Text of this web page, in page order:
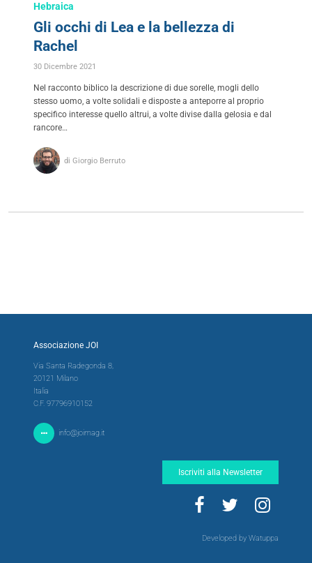
Hebraica
Gli occhi di Lea e la bellezza di
Rachel
30 Dicembre 2021
Nel racconto biblico la descrizione di due sorelle, mogli dello
stesso uomo, a volte solidali e disposte a anteporre al proprio
specifico interesse quello altrui, a volte divise dalla gelosia e dal
rancore…
di Giorgio Berruto
Associazione JOI
Via Santa Radegonda 8,
20121 Milano
Italia
C.F. 97796910152
info@joimag.it
Iscriviti alla Newsletter
Developed by Watuppa